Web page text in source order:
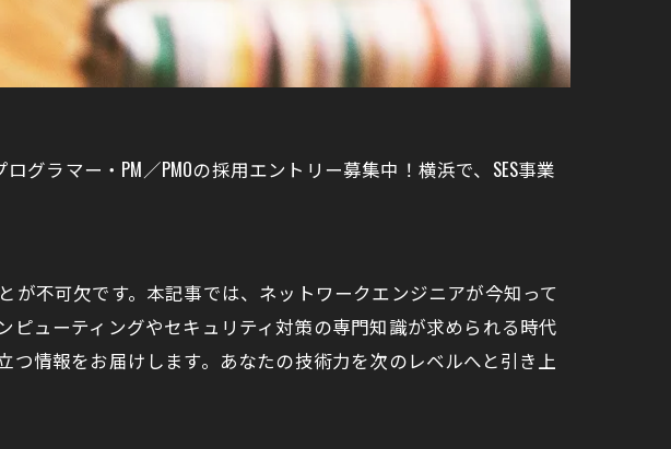
ラマー・PM／PMOの採用エントリー募集中！横浜で、SES事業
不可欠です。本記事では、ネットワークエンジニアが今知って
ューティングやセキュリティ対策の専門知識が求められる時代
情報をお届けします。あなたの技術力を次のレベルへと引き上